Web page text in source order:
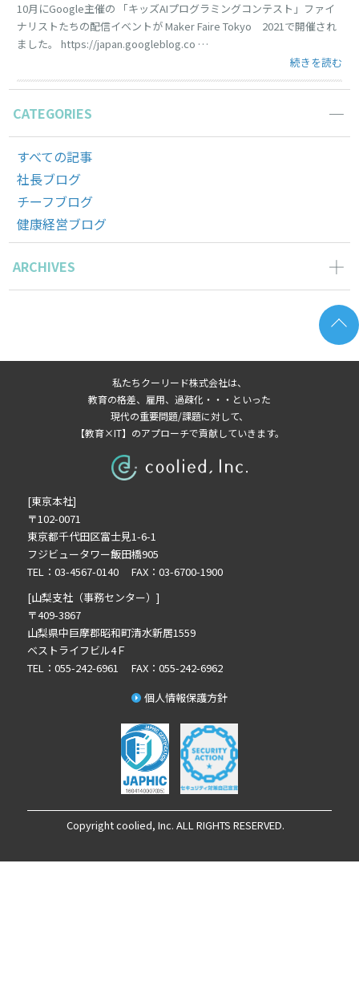
10月にGoogle主催の 「キッズAIプログラミングコンテスト」ファイ
ナリストたちの配信イベントが Maker Faire Tokyo 2021で開催され
ました。 https://japan.googleblog.co …
“AIキッズ！”
続きを読む
CATEGORIES
すべての記事
社長ブログ
チーフブログ
健康経営ブログ
ARCHIVES
2026年2月の記事一覧(3)
2026年1月の記事一覧(3)
2025年11月の記事一覧(2)
2025年10月の記事一覧(1)
2025年9月の記事一覧(1)
2025年8月の記事一覧(2)
2025年7月の記事一覧(3)
2025年6月の記事一覧(3)
2025年4月の記事一覧(1)
2025年3月の記事一覧(1)
2025年2月の記事一覧(1)
2024年12月の記事一覧(1)
2024年10月の記事一覧(2)
2024年8月の記事一覧(1)
2024年7月の記事一覧(2)
2024年6月の記事一覧(5)
2024年5月の記事一覧(4)
2024年3月の記事一覧(2)
2023年12月の記事一覧(1)
2023年10月の記事一覧(1)
私たちクーリード株式会社は、
教育の格差、雇用、過疎化・・・といった
現代の重要問題/課題に対して、
【教育×IT】のアプローチで貢献していきます。
[東京本社]
〒102-0071
東京都千代田区富士見1-6-1
フジビュータワー飯田橋905
TEL：03-4567-0140 FAX：03-6700-1900
[山梨支社（事務センター）]
〒409-3867
山梨県中巨摩郡昭和町清水新居1559
ベストライフビル4Ｆ
TEL：055-242-6961 FAX：055-242-6962
個人情報保護方針
Copyright coolied, Inc. ALL RIGHTS RESERVED.